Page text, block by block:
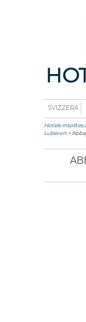
SVIZZERA
Hotels-
Luberon >